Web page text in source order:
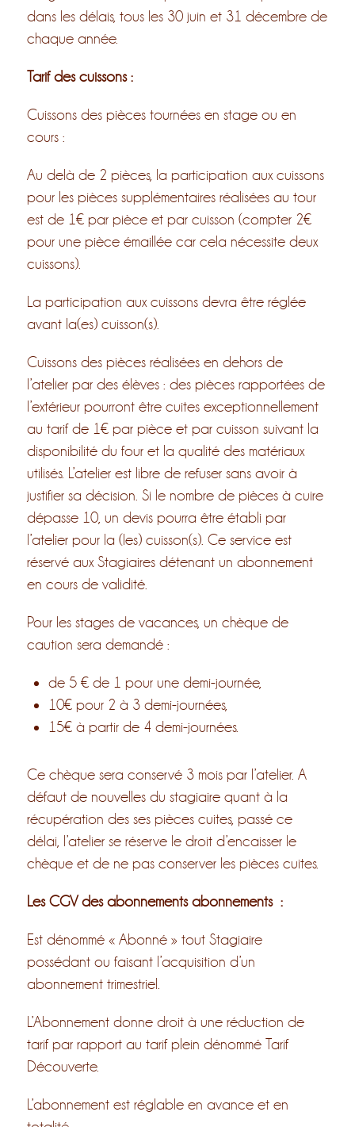
dans les délais, tous les 30 juin et 31 décembre de
chaque année.
Tarif des cuissons :
Cuissons des pièces tournées en stage ou en
cours :
Au delà de 2 pièces, la participation aux cuissons
pour les pièces supplémentaires réalisées au tour
est de 1€ par pièce et par cuisson (compter 2€
pour une pièce émaillée car cela nécessite deux
cuissons).
La participation aux cuissons devra être réglée
avant la(es) cuisson(s).
Cuissons des pièces réalisées en dehors de
l’atelier par des élèves : des pièces rapportées de
l’extérieur pourront être cuites exceptionnellement
au tarif de 1€ par pièce et par cuisson suivant la
disponibilité du four et la qualité des matériaux
utilisés. L’atelier est libre de refuser sans avoir à
justifier sa décision. Si le nombre de pièces à cuire
dépasse 10, un devis pourra être établi par
l’atelier pour la (les) cuisson(s). Ce service est
réservé aux Stagiaires détenant un abonnement
en cours de validité.
Pour les stages de vacances, un chèque de
caution sera demandé :
de 5 € de 1 pour une demi-journée,
10€ pour 2 à 3 demi-journées,
15€ à partir de 4 demi-journées.
Ce chèque sera conservé 3 mois par l’atelier. A
défaut de nouvelles du stagiaire quant à la
récupération des ses pièces cuites, passé ce
délai, l’atelier se réserve le droit d’encaisser le
chèque et de ne pas conserver les pièces cuites.
Les CGV des abonnements abonnements :
Est dénommé « Abonné » tout Stagiaire
possédant ou faisant l’acquisition d’un
abonnement trimestriel.
L’Abonnement donne droit à une réduction de
tarif par rapport au tarif plein dénommé Tarif
Découverte.
L’abonnement est réglable en avance et en